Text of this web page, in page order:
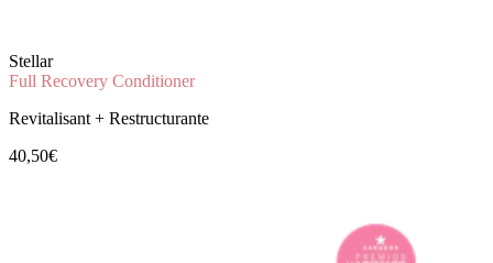
Stellar
Full Recovery Conditioner
Revitalisant + Restructurante
40,50€